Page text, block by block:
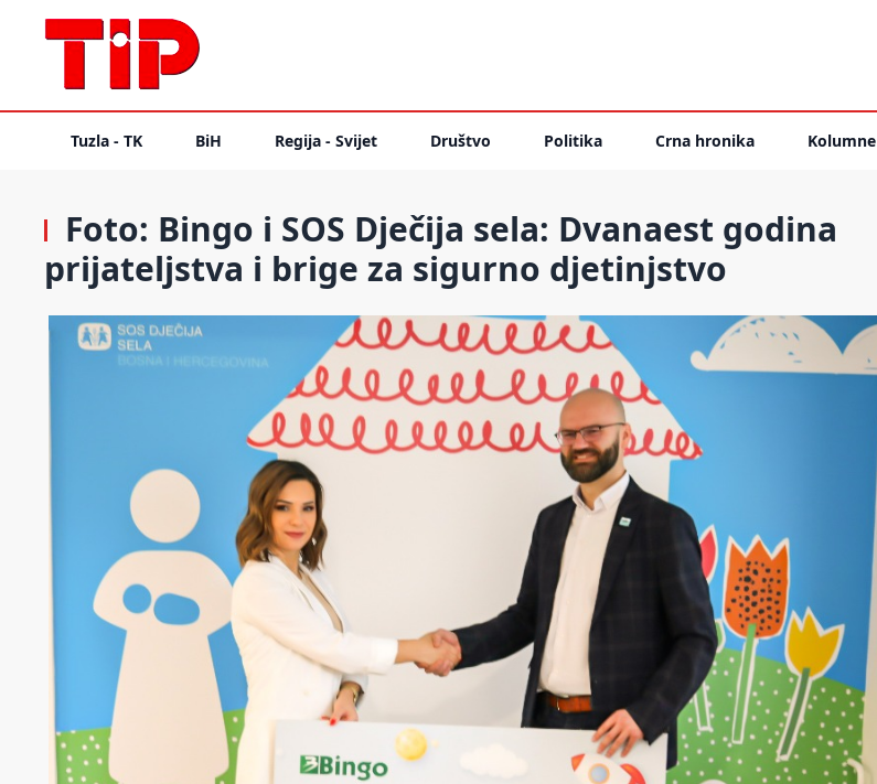
Tuzla - TK BiH Regija - Svijet Društvo Politika Crna hronika Kolumne
Foto: Bingo i SOS Dječija sela: Dvanaest godina
prijateljstva i brige za sigurno djetinjstvo